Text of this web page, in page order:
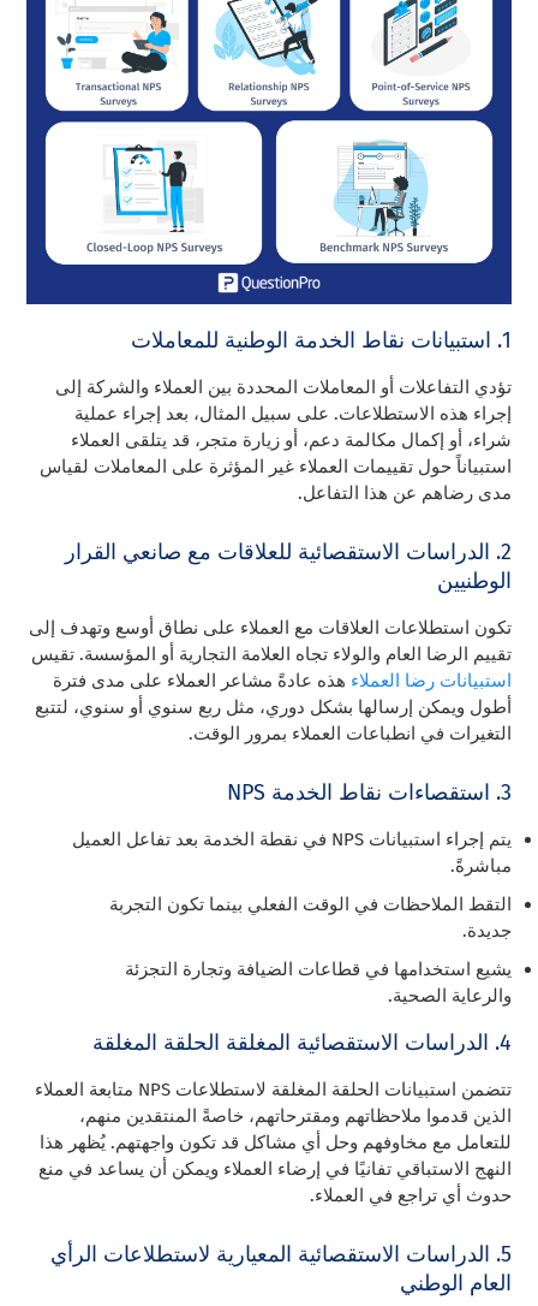
1. استبيانات نقاط الخدمة الوطنية للمعاملات
تؤدي التفاعلات أو المعاملات المحددة بين العملاء والشركة إلى
إجراء هذه الاستطلاعات. على سبيل المثال، بعد إجراء عملية
شراء، أو إكمال مكالمة دعم، أو زيارة متجر، قد يتلقى العملاء
استبياناً حول تقييمات العملاء غير المؤثرة على المعاملات لقياس
مدى رضاهم عن هذا التفاعل.
2. الدراسات الاستقصائية للعلاقات مع صانعي القرار
الوطنيين
تكون استطلاعات العلاقات مع العملاء على نطاق أوسع وتهدف إلى
تقييم الرضا العام والولاء تجاه العلامة التجارية أو المؤسسة. تقيس
استبيانات رضا العملاء هذه عادةً مشاعر العملاء على مدى فترة
أطول ويمكن إرسالها بشكل دوري، مثل ربع سنوي أو سنوي، لتتبع
التغيرات في انطباعات العملاء بمرور الوقت.
3. استقصاءات نقاط الخدمة NPS
يتم إجراء استبيانات NPS في نقطة الخدمة بعد تفاعل العميل
مباشرةً.
التقط الملاحظات في الوقت الفعلي بينما تكون التجربة
جديدة.
يشيع استخدامها في قطاعات الضيافة وتجارة التجزئة
والرعاية الصحية.
4. الدراسات الاستقصائية المغلقة الحلقة المغلقة
تتضمن استبيانات الحلقة المغلقة لاستطلاعات NPS متابعة العملاء
الذين قدموا ملاحظاتهم ومقترحاتهم، خاصةً المنتقدين منهم،
للتعامل مع مخاوفهم وحل أي مشاكل قد تكون واجهتهم. يُظهر هذا
النهج الاستباقي تفانيًا في إرضاء العملاء ويمكن أن يساعد في منع
حدوث أي تراجع في العملاء.
5. الدراسات الاستقصائية المعيارية لاستطلاعات الرأي
العام الوطني